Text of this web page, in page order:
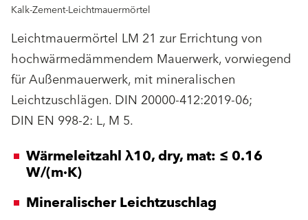
Kalk-Zement-Leichtmauermörtel
Leichtmauermörtel LM 21 zur Errichtung von
hochwärmedämmendem Mauerwerk, vorwiegend
für Außenmauerwerk, mit mineralischen
Leichtzuschlägen. DIN 20000-412:2019-06;
DIN EN 998-2: L, M 5.
Wärmeleitzahl λ10, dry, mat: ≤ 0.16
W/(m·K)
Mineralischer Leichtzuschlag